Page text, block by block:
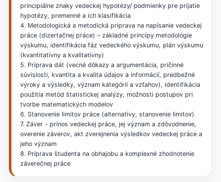
principiálne znaky vedeckej hypotézy/ podmienky pre prijatie
hypotézy, premenné a ich klasifikácia
4. Metodologická a metodická príprava na napísanie vedeckej
práce (dizertačnej práce) – základné princípy metodológie
výskumu, identifikácia fáz vedeckého výskumu, plán výskumu
(kvantitatívny a kvalitatívny)
5. Príprava dát (vecné dôkazy a argumentácia, príčinné
súvislosti, kvantita a kvalita údajov a informácií, predbežné
výroky a výsledky, význam kategórií a vzťahov), identifikácia
použitia metód štatistickej analýzy, možnosti postupov pri
tvorbe matematických modelov
6. Stanovenie limitov práce (alternatívy, stanovenie limitov)
7. Záver - prínos vedeckej práce, jej význam a zdôvodnenie,
overenie záverov, akt zverejnenia výsledkov vedeckej práce a
jeho význam
8. Príprava študenta na obhajobu a komplexné zhodnotenie
záverečnej práce